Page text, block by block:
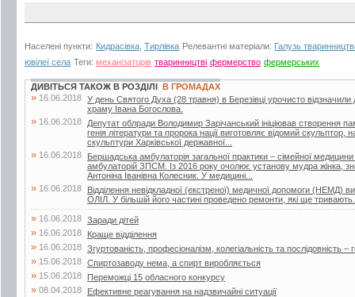
Населені пункти: Кидрасівка Тирлівка Релевантні матеріали: Галузь
ювілеї села Теги: механізаторів тваринництві фермерство фермерських
ДИВІТЬСЯ ТАКОЖ В РОЗДІЛІ В ГРОМАДАХ
» 16.06.2018 У день Святого Духа (28 травня) в Березівці урочисто відзначили
храму Івана Богослова.
» 16.06.2018
Депутат облради Володимир Зарічанський ініціював створення
генія літератури та пророка нації виготовляє відомий
скульптури Харківської державної...
» 16.06.2018
Бершадська амбулаторія загальної практики – сімейної
амбулаторій ЗПСМ. Із 2016 року очолює установу мудра жінка,
Антоніна Іванівна Колесник. У медицині...
» 16.06.2018
Відділення невідкладної (екстреної) медичної допомоги (НЕМД)
ОЛІЛ. У більшій його частині проведено ремонти, які ще тривають.
» 16.06.2018 Заради дітей
» 16.06.2018 Краще відділення
» 16.06.2018 Згуртованість, професіоналізм, колегіальність та послідовність –
» 15.06.2018 Спиртозаводу нема, а спирт виробляється
» 15.06.2018 Переможці 15 обласного конкурсу
» 08.04.2018 Ефективне реагування на надзвичайні ситуації